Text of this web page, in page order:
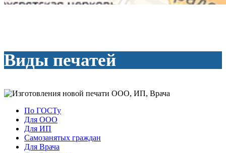
Виды печатей
По ГОСТу
Для ООО
Для ИП
Самозанятых граждан
Для Врача